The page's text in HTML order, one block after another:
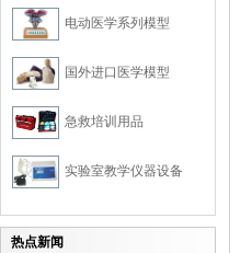
电动医学系列模型
国外进口医学模型
急救培训用品
实验室教学仪器设备
热点新闻